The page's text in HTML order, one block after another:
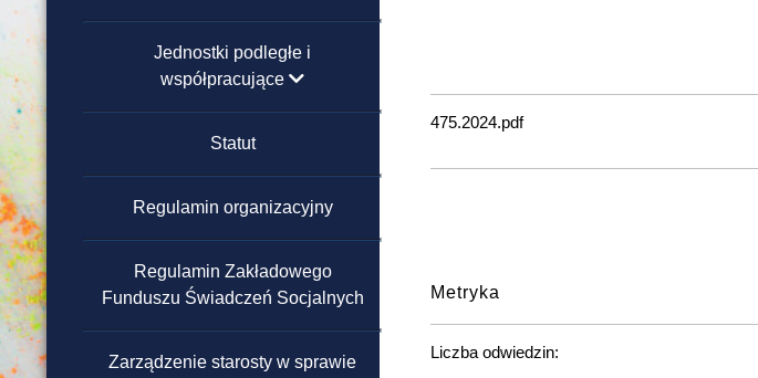
Redakcja strony
Jednostki podległe i
współpracujące
Placówki Opiekuńczo-
Domy Pomocy Społecznej
Powiatowe Ośrodki Wsparcia
Statut
Regulamin organizacyjny
Regulamin Zakładowego
Funduszu Świadczeń Socjalnych
Zarządzenie starosty w sprawie
475.2024.pdf
Metryka
Liczba odwiedzin: